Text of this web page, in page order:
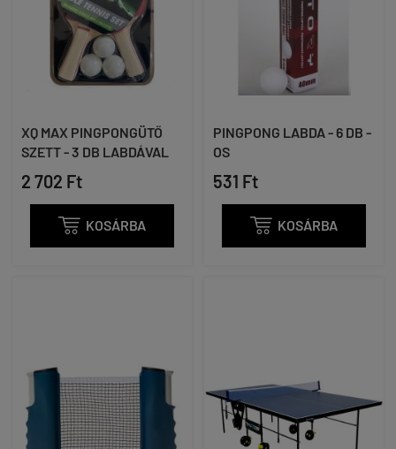
XQ MAX PINGPONGÜTŐ
SZETT - 3 DB LABDÁVAL
2 702 Ft
 KOSÁRBA
PINGPONG LABDA - 6 DB -
OS
531 Ft
 KOSÁRBA